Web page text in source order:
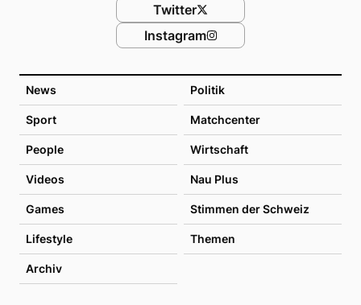
News Politik
Sport Matchcenter
People Wirtschaft
Videos Nau Plus
Games Stimmen der Schweiz
Lifestyle Themen
Archiv
Twitter
Instagram